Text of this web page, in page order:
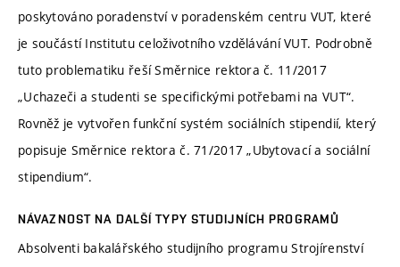
poskytováno poradenství v poradenském centru VUT, které
je součástí Institutu celoživotního vzdělávání VUT. Podrobně
tuto problematiku řeší Směrnice rektora č. 11/2017
„Uchazeči a studenti se specifickými potřebami na VUT“.
Rovněž je vytvořen funkční systém sociálních stipendií, který
popisuje Směrnice rektora č. 71/2017 „Ubytovací a sociální
stipendium“.
NÁVAZNOST NA DALŠÍ TYPY STUDIJNÍCH PROGRAMŮ
Absolventi bakalářského studijního programu Strojírenství